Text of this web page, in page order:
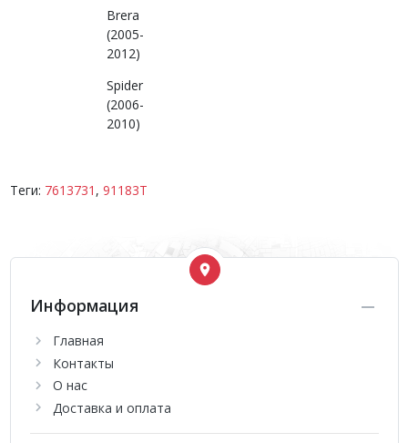
Brera
(2005-
2012)
Spider
(2006-
2010)
Теги: 7613731 , 91183T
Информация
Главная
Контакты
О нас
Доставка и оплата